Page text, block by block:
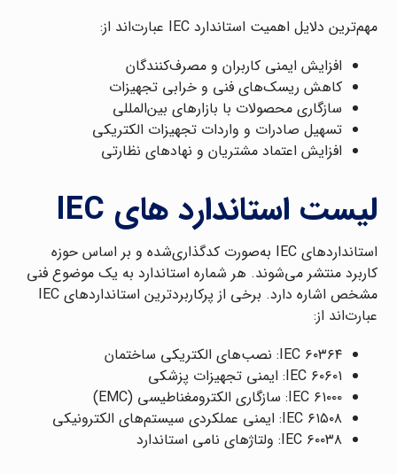
مهم‌ترین دلایل اهمیت استاندارد IEC عبارت‌اند از:
افزایش ایمنی کاربران و مصرف‌کنندگان
کاهش ریسک‌های فنی و خرابی تجهیزات
سازگاری محصولات با بازارهای بین‌المللی
تسهیل صادرات و واردات تجهیزات الکتریکی
افزایش اعتماد مشتریان و نهادهای نظارتی
لیست استاندارد های IEC
استانداردهای IEC به‌صورت کدگذاری‌شده و بر اساس حوزه
کاربرد منتشر می‌شوند. هر شماره استاندارد به یک موضوع فنی
مشخص اشاره دارد. برخی از پرکاربردترین استانداردهای IEC
عبارت‌اند از:
IEC ۶۰۳۶۴: نصب‌های الکتریکی ساختمان
IEC ۶۰۶۰۱: ایمنی تجهیزات پزشکی
IEC ۶۱۰۰۰: سازگاری الکترومغناطیسی (EMC)
IEC ۶۱۵۰۸: ایمنی عملکردی سیستم‌های الکترونیکی
IEC ۶۰۰۳۸: ولتاژهای نامی استاندارد